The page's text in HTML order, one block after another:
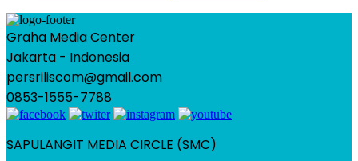
Graha Media Center
Jakarta - Indonesia
persriliscom@gmail.com
0853-1555-7788
SAPULANGIT MEDIA CIRCLE (SMC)